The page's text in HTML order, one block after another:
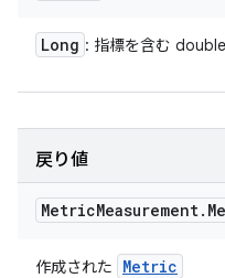
Long : 指標を含む double
戻り値
MetricMeasurement.
作成された Metric